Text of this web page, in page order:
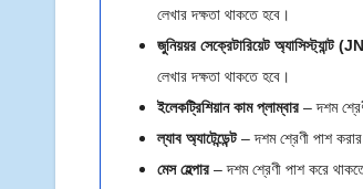
লেখার দক্ষতা থাকতে হবে।
জুনিয়য়র সেক্রেটারিয়েট অ্যাসিস্ট্যান্ট
লেখার দক্ষতা থাকতে হবে।
ইলেকট্রিশিয়ান কাম প্লাম্বার – দশম
ল্যাব অ্যাটেন্ডেন্ট– দশম শ্রেণী পাশ করার
মেস হেল্পার – দশম শ্রেণী পাশ করে